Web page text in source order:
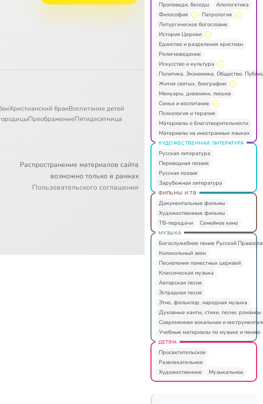
Христианский бракВоспитание детей
ПреображениеПятидесятница
Распространение материалов сайта
возможно только в рамках
Пользовательского соглашения
Проповеди, беседы
Апологетика
Философия
Патрология
Литургическое богословие
История Церкви
Единство и разделения христиан
Религиоведение
Искусство и культура
Политика. Экономика. Общество.
Жития святых, биографии
Мемуары, дневники, письма
Семья и воспитание
Психология и терапия
Материалы о благотворительности
Материалы на иностранных языках
ХУДОЖЕСТВЕННАЯ ЛИТЕРАТУРА
Русская литература
Переводная поэзия
Русская поэзия
Зарубежная литература
ФИЛЬМЫ И ТВ
Документальные фильмы
Художественные фильмы
ТВ-передачи
Семейное кино
МУЗЫКА
Богослужебное пение Русской
Колокольный звон
Песнопения поместных церквей
Классическая музыка
Авторская песня
Эстрадная песня
Этно, фольклор, народная музыка
Духовные канты, стихи, песни, романсы
Современная вокальная и
Учебные материалы по музыке и пению
ДЕТЯМ
Просветительское
Развлекательное
Художественное
Музыкальное